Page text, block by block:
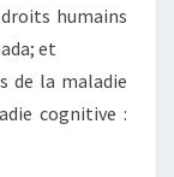
humains
et
de la maladie
cognitive :